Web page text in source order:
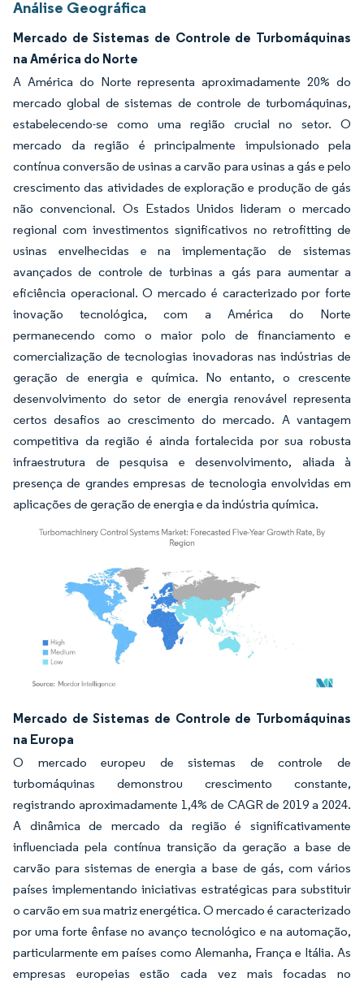
Análise Geográfica
Mercado de Sistemas de Controle de Turbomáquinas
na América do Norte
A América do Norte representa aproximadamente 20% do
mercado global de sistemas de controle de turbomáquinas,
estabelecendo-se como uma região crucial no setor. O
mercado da região é principalmente impulsionado pela
contínua conversão de usinas a carvão para usinas a gás e pelo
crescimento das atividades de exploração e produção de gás
não convencional. Os Estados Unidos lideram o mercado
regional com investimentos significativos no retrofitting de
usinas envelhecidas e na implementação de sistemas
avançados de controle de turbinas a gás para aumentar a
eficiência operacional. O mercado é caracterizado por forte
inovação tecnológica, com a América do Norte
permanecendo como o maior polo de financiamento e
comercialização de tecnologias inovadoras nas indústrias de
geração de energia e química. No entanto, o crescente
desenvolvimento do setor de energia renovável representa
certos desafios ao crescimento do mercado. A vantagem
competitiva da região é ainda fortalecida por sua robusta
infraestrutura de pesquisa e desenvolvimento, aliada à
presença de grandes empresas de tecnologia envolvidas em
aplicações de geração de energia e da indústria química.
Imagem © Mordor Intelligence. O reuso requer atribuição conforme CC BY 4.0.
Mercado de Sistemas de Controle de Turbomáquinas
na Europa
O mercado europeu de sistemas de controle de
turbomáquinas demonstrou crescimento constante,
registrando aproximadamente 1,4% de CAGR de 2019 a 2024.
A dinâmica de mercado da região é significativamente
influenciada pela contínua transição da geração a base de
carvão para sistemas de energia a base de gás, com vários
países implementando iniciativas estratégicas para substituir
o carvão em sua matriz energética. O mercado é caracterizado
por uma forte ênfase no avanço tecnológico e na automação,
particularmente em países como Alemanha, França e Itália. As
empresas europeias estão cada vez mais focadas no